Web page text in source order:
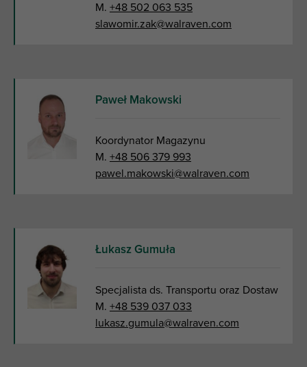
M. +48 502 063 535
slawomir.zak@walraven.com
Paweł Makowski
Koordynator Magazynu
M. +48 506 379 993
pawel.makowski@walraven.com
Łukasz Gumuła
Specjalista ds. Transportu oraz Dostaw
M. +48 539 037 033
lukasz.gumula@walraven.com